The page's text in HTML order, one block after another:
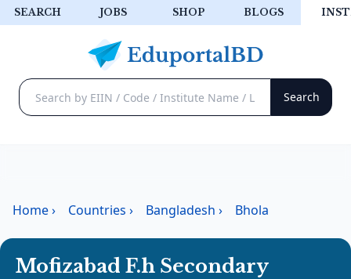
SEARCH JOBS SHOP BLOGS
Home› Countries › Bangladesh › Bhola
Mofizabad F.h Secondary